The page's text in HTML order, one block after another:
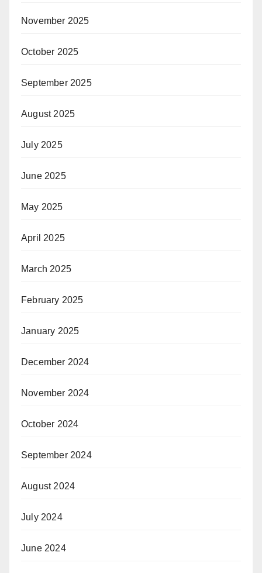
November 2025
October 2025
September 2025
August 2025
July 2025
June 2025
May 2025
April 2025
March 2025
February 2025
January 2025
December 2024
November 2024
October 2024
September 2024
August 2024
July 2024
June 2024